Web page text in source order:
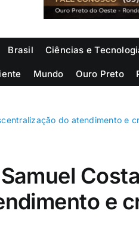
Brasil Ciências e
Mundo Ouro Preto
do atendimento e
e